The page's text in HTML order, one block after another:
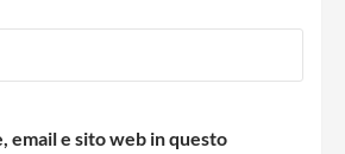
email e sito web in questo